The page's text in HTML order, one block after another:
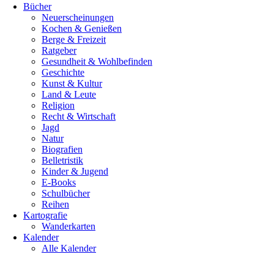
Bücher
Neuerscheinungen
Kochen & Genießen
Berge & Freizeit
Ratgeber
Gesundheit & Wohlbefinden
Geschichte
Kunst & Kultur
Land & Leute
Religion
Recht & Wirtschaft
Jagd
Natur
Biografien
Belletristik
Kinder & Jugend
E-Books
Schulbücher
Reihen
Kartografie
Wanderkarten
Kalender
Alle Kalender